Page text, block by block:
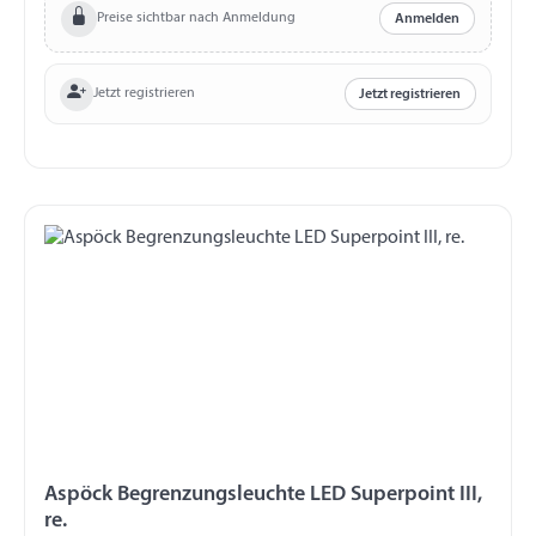
Preise sichtbar nach Anmeldung Anmelden
Jetzt registrieren Jetzt registrieren
Aspöck Begrenzungsleuchte LED Superpoint III,
re.